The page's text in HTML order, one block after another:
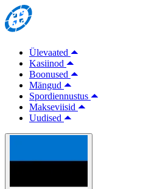
Ülevaated
Kasiinod
Boonused
Mängud
Spordiennustus
Makseviisid
Uudised